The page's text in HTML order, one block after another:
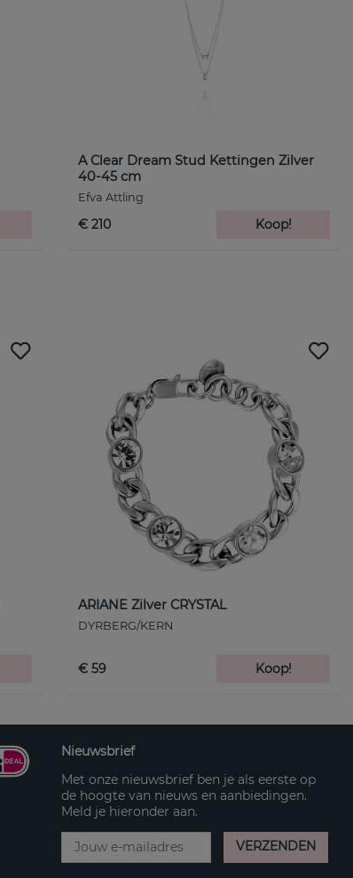
A Clear Dream Stud Kettingen Zilver
40-45 cm
Efva Attling
€ 210 Koop!
ARIANE Zilver CRYSTAL
DYRBERG/KERN
€ 59 Koop!
Nieuwsbrief
Met onze nieuwsbrief ben je als eerste op
de hoogte van nieuws en aanbiedingen.
Meld je hieronder aan.
VERZENDEN